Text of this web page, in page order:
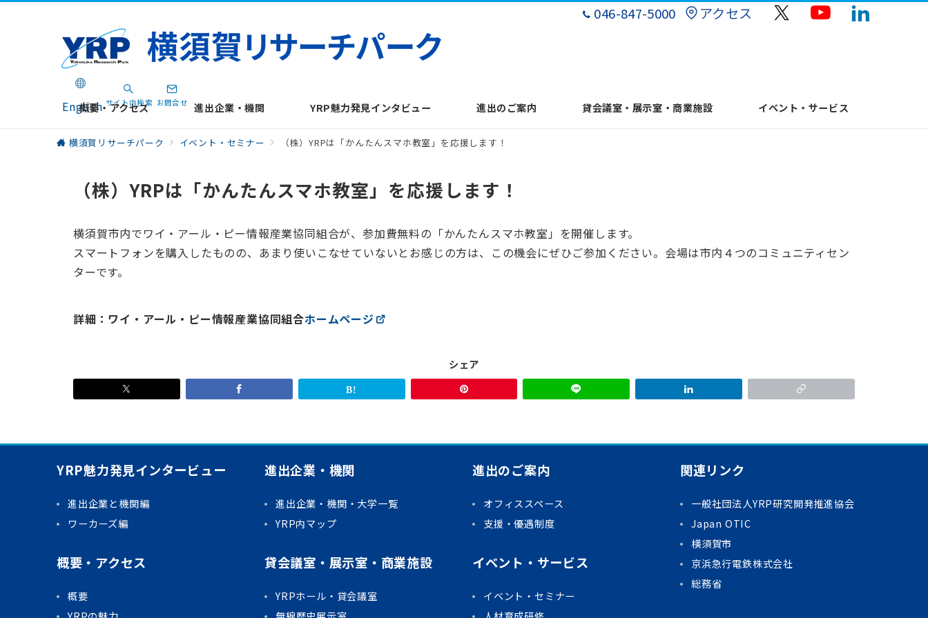
046-847-5000 アクセス
English サイト内検索 お問合せ
概要・アクセス 進出企業・機関 YRP魅力発見インタビュー 進出のご案内 貸会議室・展示室・商業施設 イベント・サービス
横須賀リサーチパーク イベント・セミナー （株）YRPは「かんたんスマホ教室」を応援します！
（株）YRPは「かんたんスマホ教室」を応援します！
横須賀市内でワイ・アール・ピー情報産業協同組合が、参加費無料の「かんたんスマホ教室」を開催します。
スマートフォンを購入したものの、あまり使いこなせていないとお感じの方は、この機会にぜひご参加ください。会場は市内４つのコミュニティセン
ターです。
詳細：ワイ・アール・ピー情報産業協同組合ホームページ
シェア
YRP魅力発見インタービュー
進出企業と機関編
ワーカーズ編
概要・アクセス
概要
進出企業・機関
進出企業・機関・大学一覧
YRP内マップ
貸会議室・展示室・商業施設
YRPホール・貸会議室
進出のご案内
オフィススペース
支援・優遇制度
イベント・サービス
イベント・セミナー
関連リンク
一般社団法人YRP研究開発推進協会
Japan OTIC
横須賀市
京浜急行電鉄株式会社
総務省